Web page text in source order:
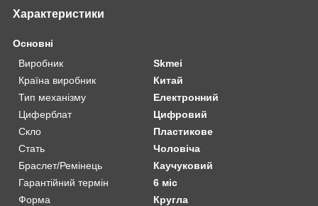
Характеристики
Основні
Виробник
Skmei
Країна виробник
Китай
Тип механізму
Електронний
Циферблат
Цифровий
Скло
Пластикове
Стать
Чоловіча
Браслет/Ремінець
Каучуковий
Гарантійний термін
6 міс
Форма
Кругла